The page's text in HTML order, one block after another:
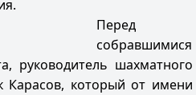
Перед
собравшимися
руководитель шахматного
Карасов, который от имени